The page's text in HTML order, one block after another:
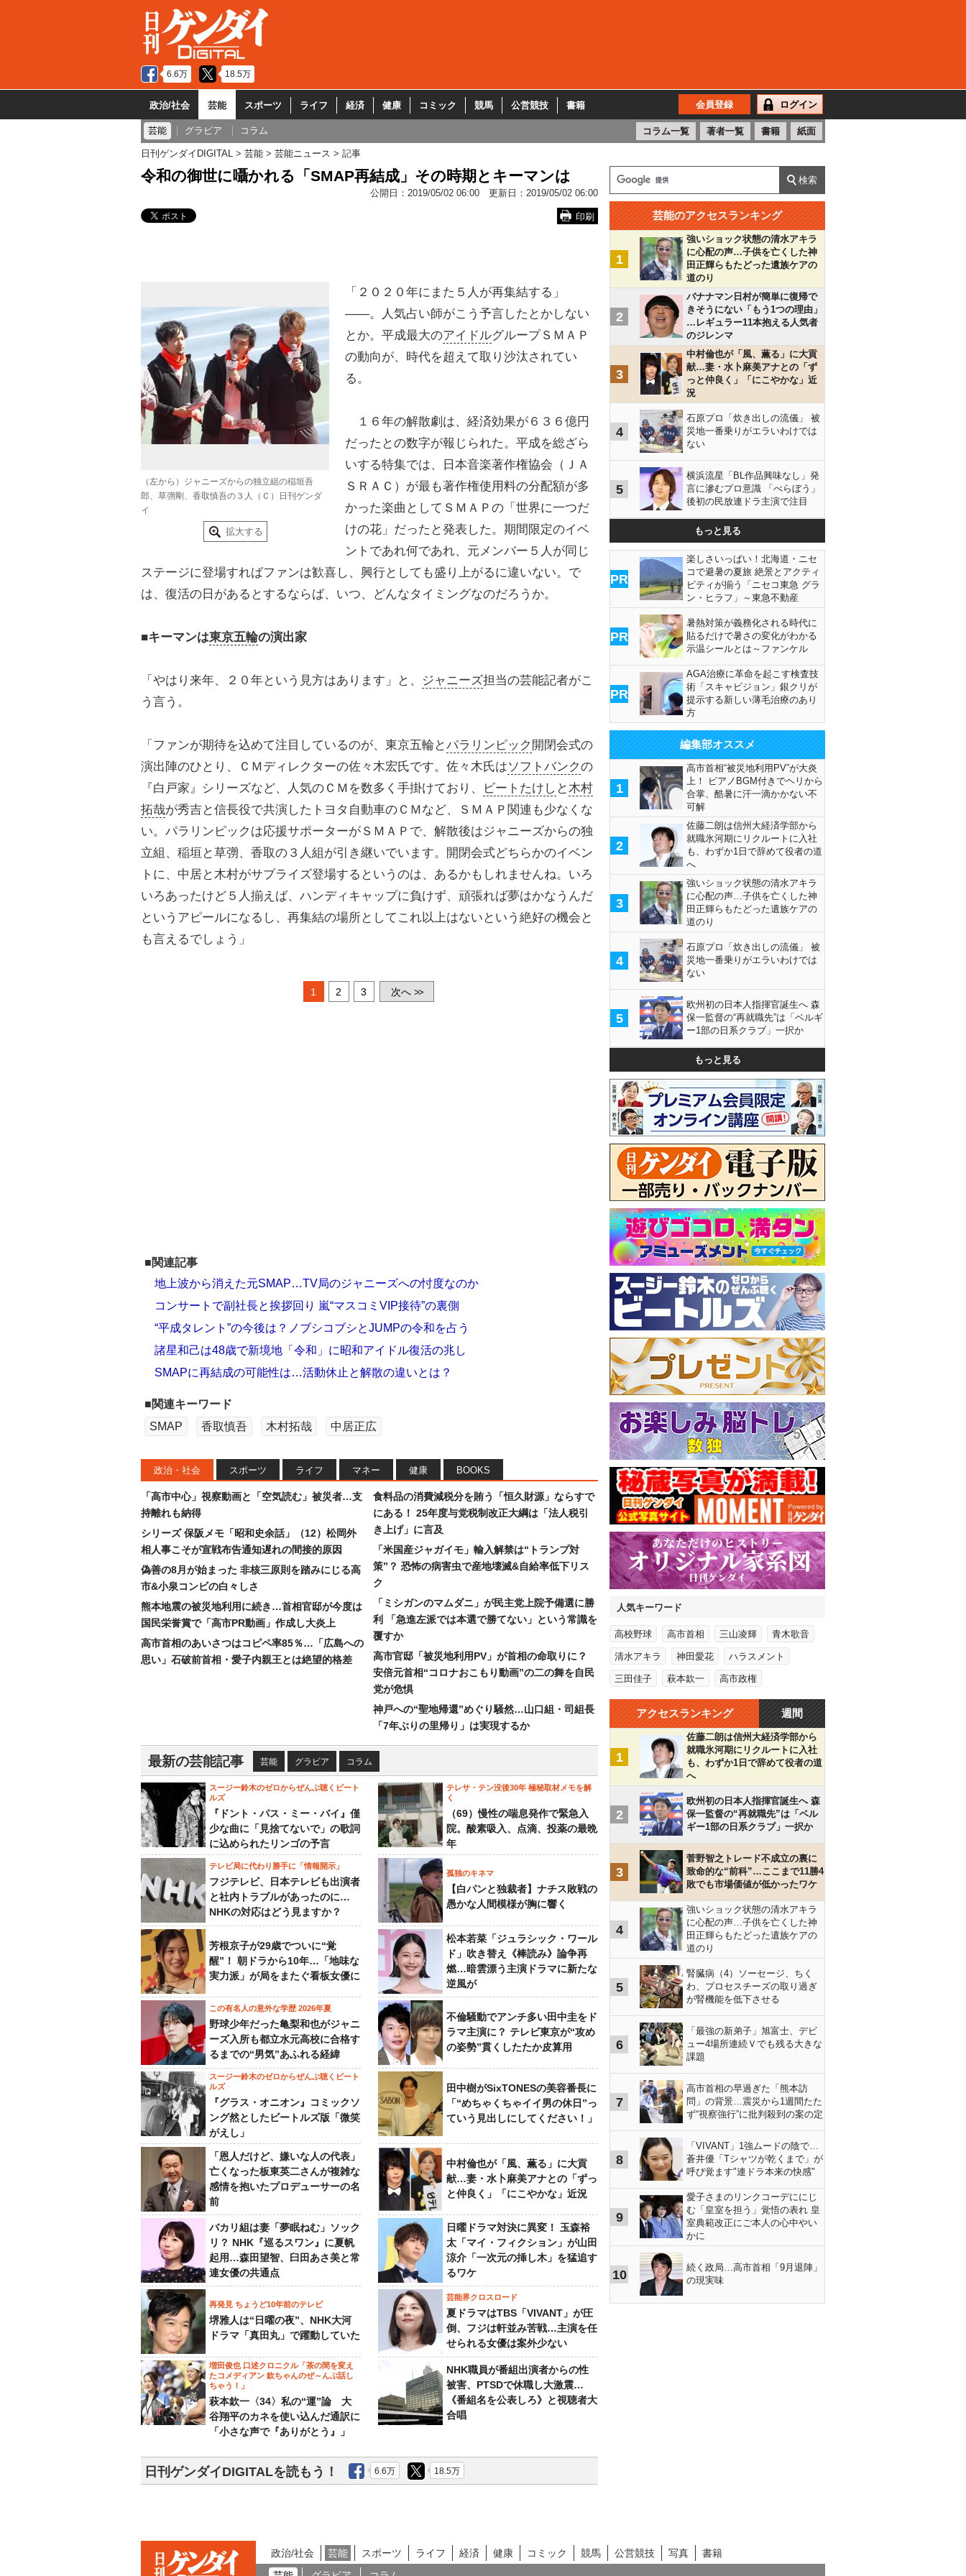
6.6万 18.5万
政治/社会 芸能 スポーツ ライフ 経済 健康 コミック 競馬 公営競技 書籍 会員登録 ログイン
芸能 グラビア コラム コラム一覧 著者一覧 書籍 紙面
日刊ゲンダイDIGITAL 芸能 芸能ニュース 記事
令和の御世に囁かれる「SMAP再結成」その時期とキーマンは
公開日： 2019/05/02 06:00 更新日： 2019/05/02 06:00
印刷
（左から）ジャニーズからの独立組の稲垣吾
郎、草彅剛、香取慎吾の３人（Ｃ）日刊ゲンダ
イ
拡大する
「２０２０年にまた５人が再集結する」
――。人気占い師がこう予言したとかしない
とか。平成最大のアイドルグループＳＭＡＰ
の動向が、時代を超えて取り沙汰されてい
る。
１６年の解散劇は、経済効果が６３６億円
だったとの数字が報じられた。平成を総ざら
いする特集では、日本音楽著作権協会（ＪＡ
ＳＲＡＣ）が最も著作権使用料の分配額が多
かった楽曲としてＳＭＡＰの「世界に一つだ
けの花」だったと発表した。期間限定のイベ
ントであれ何であれ、元メンバー５人が同じ
ステージに登場すればファンは歓喜し、興行としても盛り上がるに違いない。で
は、復活の日があるとするならば、いつ、どんなタイミングなのだろうか。
■キーマンは東京五輪の演出家
「やはり来年、２０年という見方はあります」と、 ジャニーズ担当の芸能記者がこ
う言う。
「ファンが期待を込めて注目しているのが、東京五輪とパラリンピック 開閉会式の
演出陣のひとり、ＣＭディレクターの佐々木宏氏です。佐々木氏はソフトバンクの
『白戸家』シリーズなど、人気のＣＭを数多く手掛けており、
ビートたけし と木村
拓哉が秀吉と信長役で共演したトヨタ自動車のＣＭなど、ＳＭＡＰ関連も少なくな
い。パラリンピックは応援サポーターがＳＭＡＰで、解散後はジャニーズからの独
立組、稲垣と草彅、香取の３人組が引き継いでいます。開閉会式どちらかのイベン
トに、中居と木村がサプライズ登場するというのは、あるかもしれませんね。いろ
いろあったけど５人揃えば、ハンディキャップに負けず、頑張れば夢はかなうんだ
というアピールになるし、再集結の場所としてこれ以上はないという絶好の機会と
も言えるでしょう」
1 2 3 次へ >>
■関連記事
地上波から消えた元SMAP…TV局のジャニーズへの忖度なのか
コンサートで副社長と挨拶回り 嵐“マスコミVIP接待”の裏側
“平成タレント”の今後は？ノブシコブシとJUMPの令和を占う
諸星和己は48歳で新境地「令和」に昭和アイドル復活の兆し
SMAPに再結成の可能性は…活動休止と解散の違いとは？
■関連キーワード
SMAP
香取慎吾 木村拓哉 中居正広
政治・社会 スポーツ ライフ マネー 健康 BOOKS
「高市中心」視察動画と「空気読む」被災者…支
持離れも納得
シリーズ 保阪メモ「昭和史余話」（12）松岡外
相人事こそが宣戦布告通知遅れの間接的原因
偽善の8月が始まった 非核三原則を踏みにじる高
市&小泉コンビの白々しさ
熊本地震の被災地利用に続き…首相官邸が今度は
国民栄誉賞で「高市PR動画」作成し大炎上
高市首相のあいさつはコピペ率85％…「広島への
思い」石破前首相・愛子内親王とは絶望的格差
食料品の消費減税分を賄う「恒久財源」ならすで
にある！ 25年度与党税制改正大綱は「法人税引
き上げ」に言及
「米国産ジャガイモ」輸入解禁は“トランプ対
策”？ 恐怖の病害虫で産地壊滅&自給率低下リス
ク
「ミシガンのマムダニ」が民主党上院予備選に勝
利 「急進左派では本選で勝てない」という常識を
覆すか
高市官邸「被災地利用PV」が首相の命取りに？
安倍元首相“コロナおこもり動画”の二の舞を自民
党が危惧
神戸への“聖地帰還”めぐり騒然…山口組・司組長
「7年ぶりの里帰り」は実現するか
最新の芸能記事 芸能 グラビア コラム
スージー鈴木のゼロからぜんぶ聴くビート
ルズ
『ドント・パス・ミー・バイ』僅
少な曲に「見捨てないで」の歌詞
に込められたリンゴの予言
テレサ・テン没後30年 極秘取材メモを解
く
（69）慢性の喘息発作で緊急入
院。酸素吸入、点滴、投薬の最晩
年
テレビ局に代わり勝手に「情報開示」
フジテレビ、日本テレビも出演者
と社内トラブルがあったのに…
NHKの対応はどう見ますか？
孤独のキネマ
【白パンと独裁者】ナチス敗戦の
愚かな人間模様が胸に響く
芳根京子が29歳でついに“覚
醒”！ 朝ドラから10年…「地味な
実力派」が局をまたぐ看板女優に
松本若菜「ジュラシック・ワール
ド」吹き替え《棒読み》論争再
燃…暗雲漂う主演ドラマに新たな
逆風が
この有名人の意外な学歴 2026年夏
野球少年だった亀梨和也がジャニ
ーズ入所も都立水元高校に合格す
るまでの“男気”あふれる経緯
不倫騒動でアンチ多い田中圭をド
ラマ主演に？ テレビ東京が“攻め
の姿勢”貫くしたたか皮算用
スージー鈴木のゼロからぜんぶ聴くビート
ルズ
『グラス・オニオン』コミックソ
ング然としたビートルズ版「微笑
がえし」
田中樹がSixTONESの美容番長に
「“めちゃくちゃイイ男の休日”っ
ていう見出しにしてください！」
「恩人だけど、嫌いな人の代表」
亡くなった板東英二さんが複雑な
感情を抱いたプロデューサーの名
前
中村倫也が「風、薫る」に大貢
献…妻・水卜麻美アナとの「ずっ
と仲良く」「にこやかな」近況
バカリ組は妻「夢眠ねむ」ソック
リ？ NHK『巡るスワン』に夏帆
起用…森田望智、臼田あさ美と常
連女優の共通点
日曜ドラマ対決に異変！ 玉森裕
太「マイ・フィクション」が山田
涼介「一次元の挿し木」を猛追す
るワケ
再発見 ちょうど10年前のテレビ
堺雅人は“日曜の夜”、NHK大河
ドラマ「真田丸」で躍動していた
芸能界クロスロード
夏ドラマはTBS「VIVANT」が圧
倒、フジは軒並み苦戦…主演を任
せられる女優は案外少ない
増田俊也 口述クロニクル「茶の間を変え
たコメディアン 欽ちゃんのぜ～んぶ話し
ちゃう！」
萩本欽一〈34〉私の“運”論 大
谷翔平のカネを使い込んだ通訳に
「小さな声で『ありがとう』」
NHK職員が番組出演者からの性
被害、PTSDで休職し大激震…
《番組名を公表しろ》と視聴者大
合唱
日刊ゲンダイDIGITALを読もう！ 6.6万 18.5万
芸能のアクセスランキング
1
強いショック状態の清水アキラ
に心配の声…子供を亡くした神
田正輝らもたどった遺族ケアの
道のり
2
バナナマン日村が簡単に復帰で
きそうにない「もう1つの理由」
…レギュラー11本抱える人気者
のジレンマ
3
中村倫也が「風、薫る」に大貢
献…妻・水卜麻美アナとの「ず
っと仲良く」「にこやかな」近
況
4
石原プロ「炊き出しの流儀」 被
災地一番乗りがエラいわけでは
ない
5
横浜流星「BL作品興味なし」発
言に滲むプロ意識 「べらぼう」
後初の民放連ドラ主演で注目
もっと見る
PR
楽しさいっぱい！北海道・ニセ
コで避暑の夏旅 絶景とアクティ
ビティが揃う「ニセコ東急 グラ
ン・ヒラフ」～東急不動産
PR
暑熱対策が義務化される時代に
貼るだけで暑さの変化がわかる
示温シールとは～ファンケル
PR
AGA治療に革命を起こす検査技
術「スキャビジョン」銀クリが
提示する新しい薄毛治療のあり
方
編集部オススメ
1
高市首相“被災地利用PV”が大炎
上！ ピアノBGM付きでヘリから
合掌、酷暑に汗一滴かかない不
可解
2
佐藤二朗は信州大経済学部から
就職氷河期にリクルートに入社
も、わずか1日で辞めて役者の道
へ
3
強いショック状態の清水アキラ
に心配の声…子供を亡くした神
田正輝らもたどった遺族ケアの
道のり
4
石原プロ「炊き出しの流儀」 被
災地一番乗りがエラいわけでは
ない
5
欧州初の日本人指揮官誕生へ 森
保一監督の“再就職先”は「ベルギ
ー1部の日系クラブ」一択か
もっと見る
人気キーワード
高校野球 高市首相 三山凌輝 青木歌音
清水アキラ 神田愛花 ハラスメント
三田佳子 萩本欽一 高市政権
アクセスランキング 週間
1
佐藤二朗は信州大経済学部から
就職氷河期にリクルートに入社
も、わずか1日で辞めて役者の道
へ
2
欧州初の日本人指揮官誕生へ 森
保一監督の“再就職先”は「ベル
ギー1部の日系クラブ」一択か
3
菅野智之トレード不成立の裏に
致命的な“前科”…ここまで11勝4
敗でも市場価値が低かったワケ
4
強いショック状態の清水アキラ
に心配の声…子供を亡くした神
田正輝らもたどった遺族ケアの
道のり
5
腎臓病（4）ソーセージ、ちく
わ、プロセスチーズの取り過ぎ
が腎機能を低下させる
6
「最強の新弟子」旭富士、デビ
ュー4場所連続Ｖでも残る大きな
課題
7
高市首相の早過ぎた「熊本訪
問」の背景…震災から1週間たた
ず“視察強行”に批判殺到の案の定
8
「VIVANT」1強ムードの陰で…
蒼井優「Tシャツが乾くまで」が
呼び覚ます"連ドラ本来の快感"
9
愛子さまのリンクコーデににじ
む「皇室を担う」覚悟の表れ 皇
室典範改正にご本人の心中やい
かに
10
続く政局…高市首相「9月退陣」
の現実味
政治/社会 芸能 スポーツ ライフ 経済 健康 コミック 競馬 公営競技 写真
書籍